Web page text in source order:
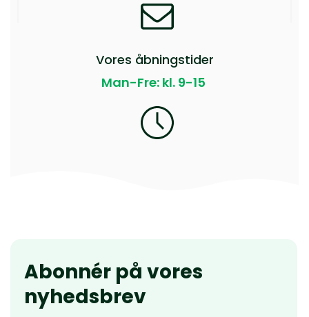
Vores åbningstider
Man-Fre: kl. 9-15
Abonnér på vores
nyhedsbrev